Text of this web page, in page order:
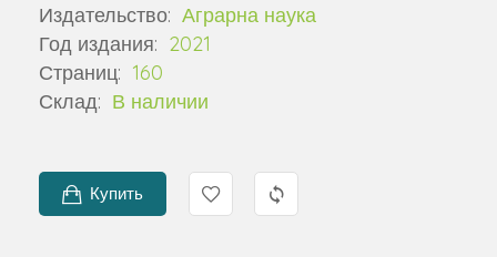
Издательство: Аграрна наука
Год издания: 2021
Страниц: 160
Склад: В наличии
Купить